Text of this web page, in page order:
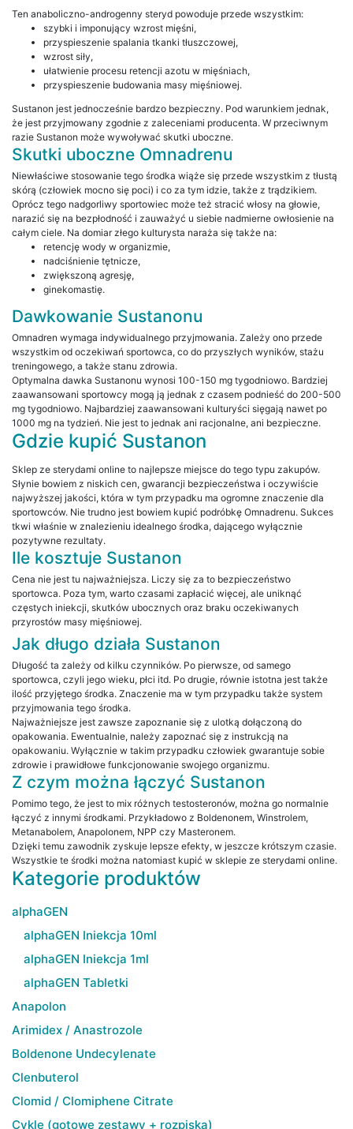
Ten anaboliczno-androgenny steryd powoduje przede wszystkim:
szybki i imponujący wzrost mięśni,
przyspieszenie spalania tkanki tłuszczowej,
wzrost siły,
ułatwienie procesu retencji azotu w mięśniach,
przyspieszenie budowania masy mięśniowej.
Sustanon jest jednocześnie bardzo bezpieczny. Pod warunkiem jednak,
że jest przyjmowany zgodnie z zaleceniami producenta. W przeciwnym
razie Sustanon może wywoływać skutki uboczne.
Skutki uboczne Omnadrenu
Niewłaściwe stosowanie tego środka wiąże się przede wszystkim z tłustą
skórą (człowiek mocno się poci) i co za tym idzie, także z trądzikiem.
Oprócz tego nadgorliwy sportowiec może też stracić włosy na głowie,
narazić się na bezpłodność i zauważyć u siebie nadmierne owłosienie na
całym ciele. Na domiar złego kulturysta naraża się także na:
retencję wody w organizmie,
nadciśnienie tętnicze,
zwiększoną agresję,
ginekomastię.
Dawkowanie Sustanonu
Omnadren wymaga indywidualnego przyjmowania. Zależy ono przede
wszystkim od oczekiwań sportowca, co do przyszłych wyników, stażu
treningowego, a także stanu zdrowia.
Optymalna dawka Sustanonu wynosi 100-150 mg tygodniowo. Bardziej
zaawansowani sportowcy mogą ją jednak z czasem podnieść do 200-500
mg tygodniowo. Najbardziej zaawansowani kulturyści sięgają nawet po
1000 mg na tydzień. Nie jest to jednak ani racjonalne, ani bezpieczne.
Gdzie kupić Sustanon
Sklep ze sterydami online to najlepsze miejsce do tego typu zakupów.
Słynie bowiem z niskich cen, gwarancji bezpieczeństwa i oczywiście
najwyższej jakości, która w tym przypadku ma ogromne znaczenie dla
sportowców. Nie trudno jest bowiem kupić podróbkę Omnadrenu. Sukces
tkwi właśnie w znalezieniu idealnego środka, dającego wyłącznie
pozytywne rezultaty.
Ile kosztuje Sustanon
Cena nie jest tu najważniejsza. Liczy się za to bezpieczeństwo
sportowca. Poza tym, warto czasami zapłacić więcej, ale uniknąć
częstych iniekcji, skutków ubocznych oraz braku oczekiwanych
przyrostów masy mięśniowej.
Jak długo działa Sustanon
Długość ta zależy od kilku czynników. Po pierwsze, od samego
sportowca, czyli jego wieku, płci itd. Po drugie, równie istotna jest także
ilość przyjętego środka. Znaczenie ma w tym przypadku także system
przyjmowania tego środka.
Najważniejsze jest zawsze zapoznanie się z ulotką dołączoną do
opakowania. Ewentualnie, należy zapoznać się z instrukcją na
opakowaniu. Wyłącznie w takim przypadku człowiek gwarantuje sobie
zdrowie i prawidłowe funkcjonowanie swojego organizmu.
Z czym można łączyć Sustanon
Pomimo tego, że jest to mix różnych testosteronów, można go normalnie
łączyć z innymi środkami. Przykładowo z Boldenonem, Winstrolem,
Metanabolem, Anapolonem, NPP czy Masteronem.
Dzięki temu zawodnik zyskuje lepsze efekty, w jeszcze krótszym czasie.
Wszystkie te środki można natomiast kupić w sklepie ze sterydami online.
Kategorie produktów
alphaGEN
alphaGEN Iniekcja 10ml
alphaGEN Iniekcja 1ml
alphaGEN Tabletki
Anapolon
Arimidex / Anastrozole
Boldenone Undecylenate
Clenbuterol
Clomid / Clomiphene Citrate
Cykle (gotowe zestawy + rozpiska)